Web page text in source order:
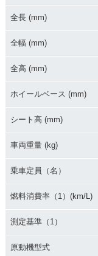
全長 (mm)
全幅 (mm)
全高 (mm)
ホイールベース (mm)
シート高 (mm)
車両重量 (kg)
乗車定員（名）
燃料消費率（1）(km/L)
測定基準（1）
原動機型式